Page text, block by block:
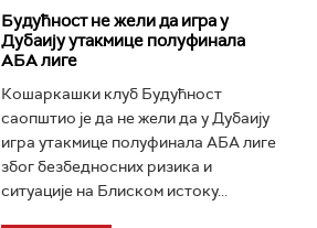
Будућност не жели да игра у
Дубаију утакмице полуфинала
АБА лиге
Кошаркашки клуб Будућност
саопштио је да не жели да у Дубаију
игра утакмице полуфинала АБА лиге
због безбедносних ризика и
ситуације на Блиском истоку...